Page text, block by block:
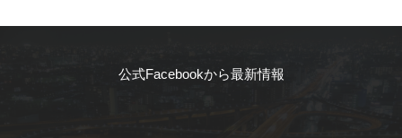
公式Facebookから最新情報